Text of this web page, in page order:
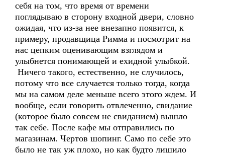
себя на том, что время от времени
поглядываю в сторону входной двери, словно
ожидая, что из-за нее внезапно появится, к
примеру, продавщица Римма и посмотрит на
нас цепким оценивающим взглядом и
улыбнется понимающей и ехидной улыбкой.
Ничего такого, естественно, не случилось,
потому что все случается только тогда, когда
мы на самом деле меньше всего этого ждем. И
вообще, если говорить отвлеченно, свидание
(которое было совсем не свиданием) вышло
так себе. После кафе мы отправились по
магазинам. Чертов шопинг. Само по себе это
было не так уж плохо, но как будто лишило